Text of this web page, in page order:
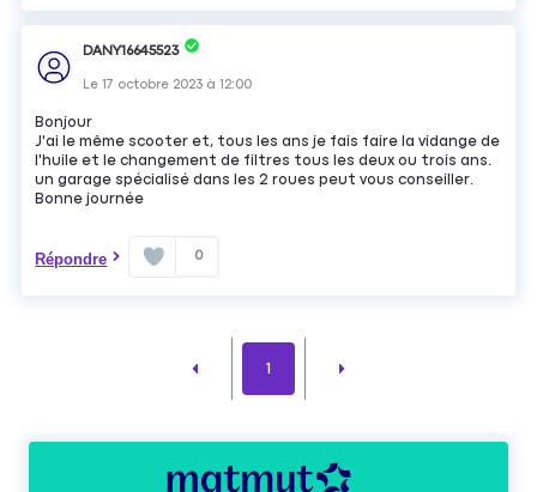
DANY16645523
Le17 octobre 2023 à12:00
Bonjour
J'ai le même scooter et, tous les ans je fais faire la vidange de
l'huile et le changement de filtres tous les deux ou trois ans.
un garage spécialisé dans les 2 roues peut vous conseiller.
Bonne journée
Répondre 0
1